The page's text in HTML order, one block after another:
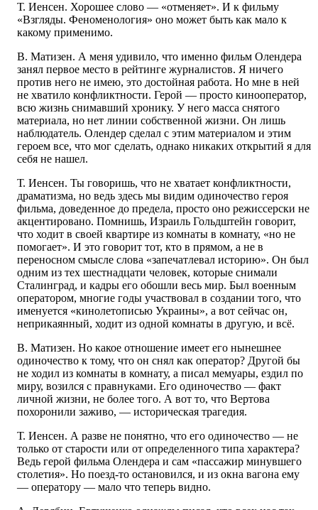
Т. Иенсен. Хорошее слово — «отменяет». И к фильму
«Взгляды. Феноменология» оно может быть как мало к
какому применимо.
В. Матизен. А меня удивило, что именно фильм Олендера
занял первое место в рейтинге журналистов. Я ничего
против него не имею, это достойная работа. Но мне в ней
не хватило конфликтности. Герой — просто кинооператор,
всю жизнь снимавший хронику. У него масса снятого
материала, но нет линии собственной жизни. Он лишь
наблюдатель. Олендер сделал с этим материалом и этим
героем все, что мог сделать, однако никаких открытий я для
себя не нашел.
Т. Иенсен. Ты говоришь, что не хватает конфликтности,
драматизма, но ведь здесь мы видим одиночество героя
фильма, доведенное до предела, просто оно режиссерски не
акцентировано. Помнишь, Израиль Гольдштейн говорит,
что ходит в своей квартире из комнаты в комнату, «но не
помогает». И это говорит тот, кто в прямом, а не в
переносном смысле слова «запечатлевал историю». Он был
одним из тех шестнадцати человек, которые снимали
Сталинград, и кадры его обошли весь мир. Был военным
оператором, многие годы участвовал в создании того, что
именуется «кинолетописью Украины», а вот сейчас он,
неприкаянный, ходит из одной комнаты в другую, и всё.
В. Матизен. Но какое отношение имеет его нынешнее
одиночество к тому, что он снял как оператор? Другой бы
не ходил из комнаты в комнату, а писал мемуары, ездил по
миру, возился с правнуками. Его одиночество — факт
личной жизни, не более того. А вот то, что Вертова
похоронили заживо, — историческая трагедия.
Т. Иенсен. А разве не понятно, что его одиночество — не
только от старости или от определенного типа характера?
Ведь герой фильма Олендера и сам «пассажир минувшего
столетия». Но поезд-то остановился, и из окна вагона ему
— оператору — мало что теперь видно.